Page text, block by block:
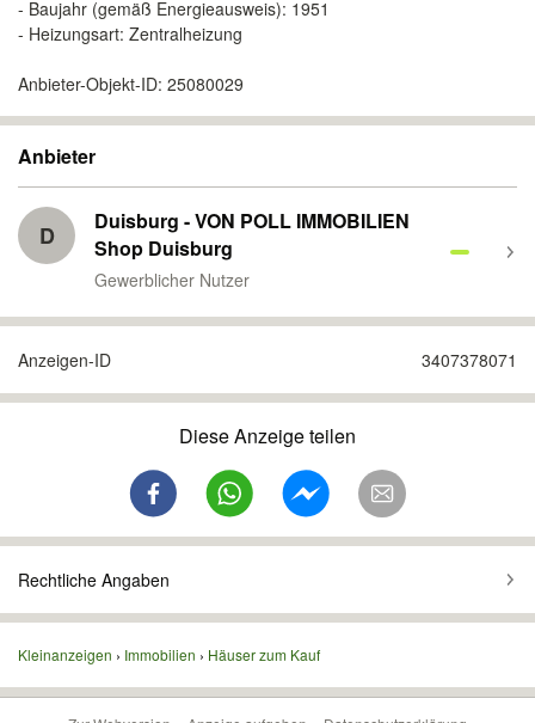
- Baujahr (gemäß Energieausweis): 1951
- Heizungsart: Zentralheizung
Anbieter-Objekt-ID: 25080029
Anbieter
D
Duisburg - VON POLL IMMOBILIEN
Shop Duisburg
Gewerblicher Nutzer
Anzeigen-ID 3407378071
Diese Anzeige teilen
Rechtliche Angaben
Kleinanzeigen Immobilien Häuser zum Kauf